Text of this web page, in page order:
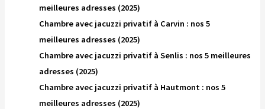
meilleures adresses (2025)
Chambre avec jacuzzi privatif à Carvin : nos 5
meilleures adresses (2025)
Chambre avec jacuzzi privatif à Senlis : nos 5 meilleures
adresses (2025)
Chambre avec jacuzzi privatif à Hautmont : nos 5
meilleures adresses (2025)